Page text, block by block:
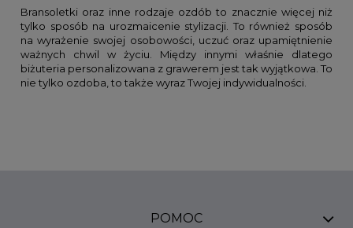
Bransoletki oraz inne rodzaje ozdób to znacznie więcej niż
tylko sposób na urozmaicenie stylizacji. To również sposób
na wyrażenie swojej osobowości, uczuć oraz upamiętnienie
ważnych chwil w życiu. Między innymi właśnie dlatego
biżuteria personalizowana z grawerem jest tak wyjątkowa. To
nie tylko ozdoba, to także wyraz Twojej indywidualności.
POMOC